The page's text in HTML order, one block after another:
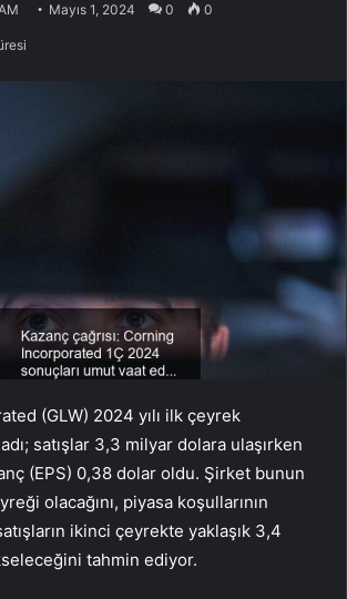
Mayıs 1, 2024 0 0
(GLW) 2024 yılı ilk çeyrek
satışlar 3,3 milyar dolara ulaşırken
(EPS) 0,38 dolar oldu. Şirket bunun
olacağını, piyasa koşullarının
ikinci çeyrekte yaklaşık 3,4
tahmin ediyor.